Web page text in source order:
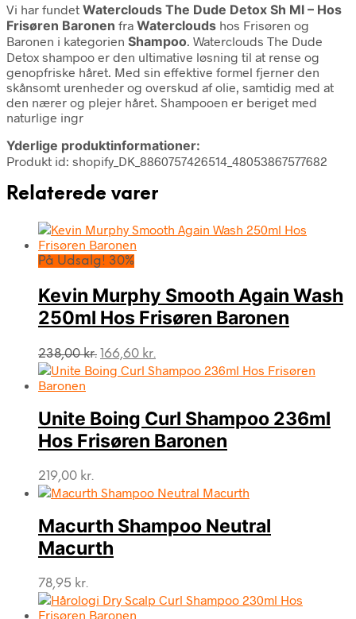
Vi har fundet Waterclouds The Dude Detox Sh Ml – Hos
Frisøren Baronen fra Waterclouds hos Frisøren og
Baronen i kategorien Shampoo. Waterclouds The Dude
Detox shampoo er den ultimative løsning til at rense og
genopfriske håret. Med sin effektive formel fjerner den
skånsomt urenheder og overskud af olie, samtidig med at
den nærer og plejer håret. Shampooen er beriget med
naturlige ingr
Yderlige produktinformationer:
Produkt id: shopify_DK_8860757426514_48053867577682
Relaterede varer
På Udsalg! 30%
Kevin Murphy Smooth Again Wash
250ml Hos Frisøren Baronen
238,00kr. Den
oprindelige
238,00 kr..
166,60 kr.
aktuelle
166,60 kr..
Unite Boing Curl Shampoo 236ml
Hos Frisøren Baronen
219,00 kr.
Macurth Shampoo Neutral
Macurth
78,95 kr.